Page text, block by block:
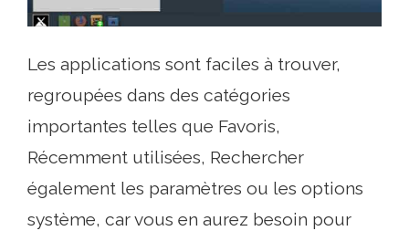
Les applications sont faciles à trouver,
regroupées dans des catégories
importantes telles que Favoris,
Récemment utilisées, Rechercher
également les paramètres ou les options
système, car vous en aurez besoin pour